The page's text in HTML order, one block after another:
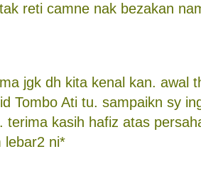
reti camne nak bezakan
jgk dh kita kenal kan. awal
Tombo Ati tu. sampaikn sy
terima kasih hafiz atas
lebar2 ni*